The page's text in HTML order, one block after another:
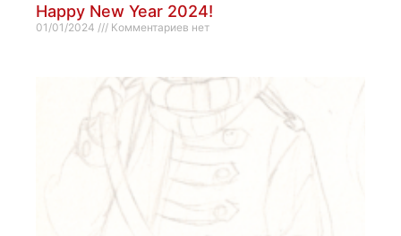
Happy New Year 2024!
01/01/2024 Комментариев нет